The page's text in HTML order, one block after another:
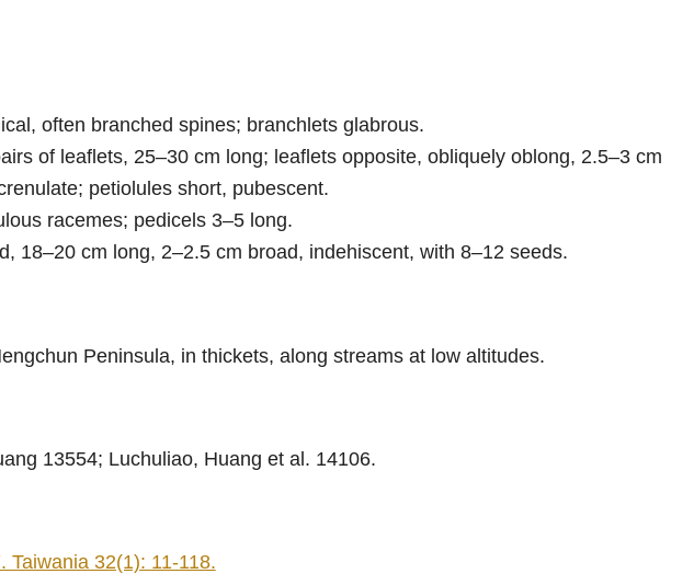
often branched spines; branchlets glabrous.
of leaflets, 25–30 cm long; leaflets opposite, obliquely oblong, 2.5–3 cm
petiolules short, pubescent.
racemes; pedicels 3–5 long.
18–20 cm long, 2–2.5 cm broad, indehiscent, with 8–12 seeds.
Peninsula, in thickets, along streams at low altitudes.
13554; Luchuliao, Huang et al. 14106.
Taiwania 32(1): 11-118.